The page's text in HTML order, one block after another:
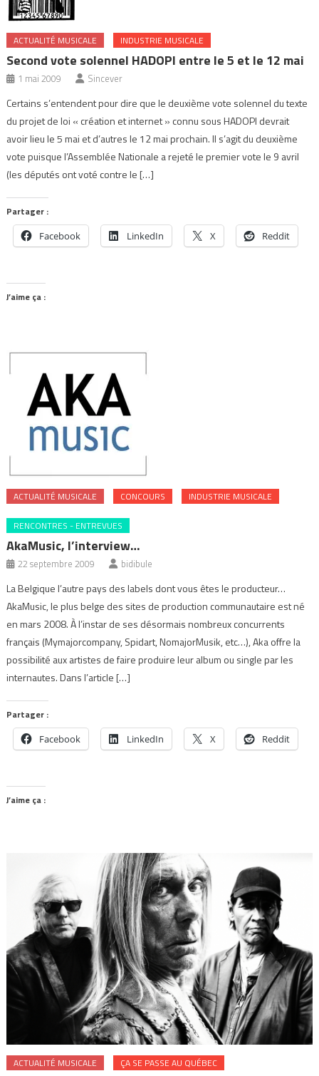
ACTUALITÉ MUSICALE INDUSTRIE MUSICALE
Second vote solennel HADOPI entre le 5 et le 12 mai
1 mai 2009 Sincever
Certains s’entendent pour dire que le deuxième vote solennel du texte
du projet de loi « création et internet » connu sous HADOPI devrait
avoir lieu le 5 mai et d’autres le 12 mai prochain. Il s’agit du deuxième
vote puisque l’Assemblée Nationale a rejeté le premier vote le 9 avril
(les députés ont voté contre le […]
Partager :
Facebook LinkedIn X Reddit
J’aime ça :
ACTUALITÉ MUSICALE CONCOURS INDUSTRIE MUSICALE
RENCONTRES - ENTREVUES
AkaMusic, l’interview…
22 septembre 2009 bidibule
La Belgique l’autre pays des labels dont vous êtes le producteur…
AkaMusic, le plus belge des sites de production communautaire est né
en mars 2008. À l’instar de ses désormais nombreux concurrents
français (Mymajorcompany, Spidart, NomajorMusik, etc…), Aka offre la
possibilité aux artistes de faire produire leur album ou single par les
internautes. Dans l’article […]
Partager :
Facebook LinkedIn X Reddit
J’aime ça :
ACTUALITÉ MUSICALE ÇA SE PASSE AU QUÉBEC